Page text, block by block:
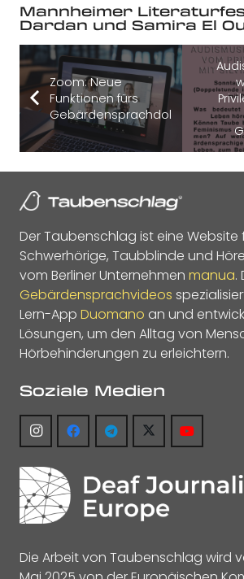
Mannheimer
Dardan und Samira El
Zoom: Neue
Funktionen fürs
Gebärdensprachdolmetschen
Der Taubenschlag ist eine Website
Schwerhörige, Taubblinde und
vom Berliner Unternehmen manua.
Gebärdensprachvideos
Lern-App Duomano an und
Lösungen, um den Alltag von
Hörbehinderungen zu erleichtern.
Soziale Medien
Die Arbeit von Taubenschlag wird